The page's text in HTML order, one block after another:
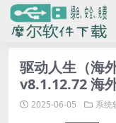
驱动人生（海
v8.1.12.72 海
2025-06-05 系统